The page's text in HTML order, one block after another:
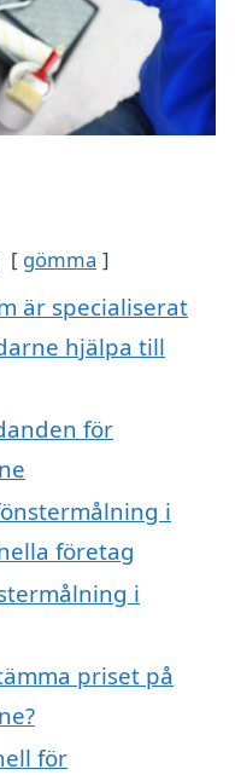
gömma
är specialiserat
hjälpa till
för
i
företag
i
priset på
för